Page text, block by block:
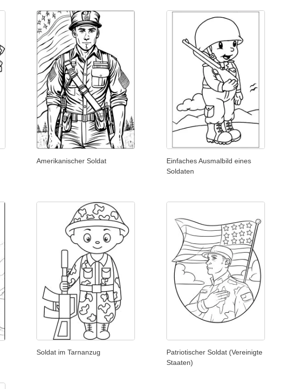
Amerikanischer Soldat
Einfaches Ausmalbild eines
Soldaten
Soldat im Tarnanzug
Patriotischer Soldat (Vereinigte
Staaten)